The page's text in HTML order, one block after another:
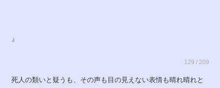
』
129 / 209
死人の類いと疑うも、その声も目の見えない表情も晴れ晴れと